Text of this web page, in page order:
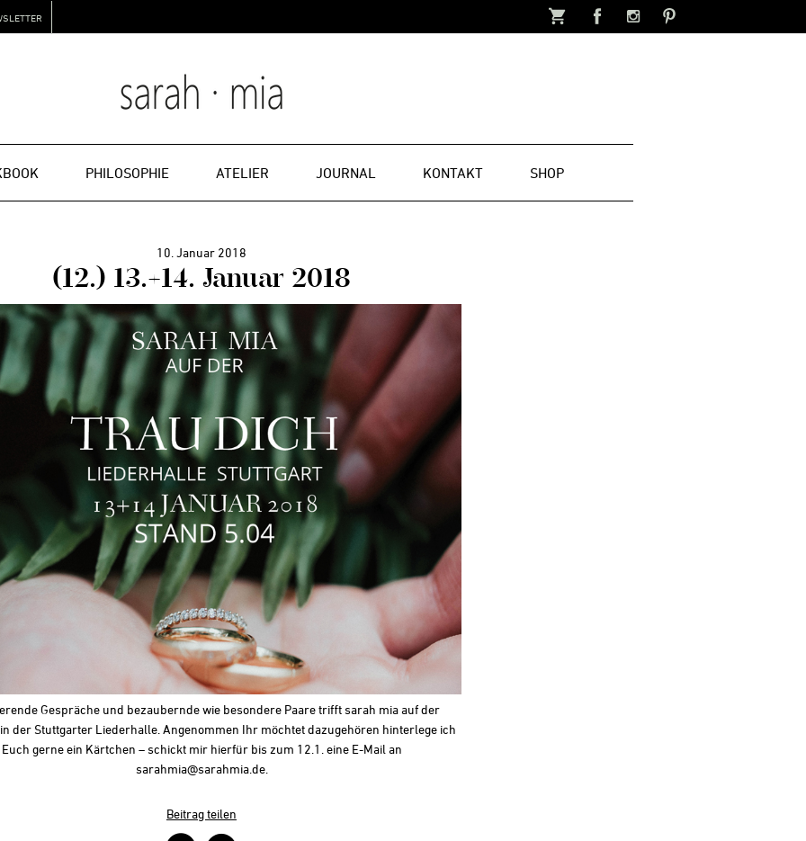
PHILOSOPHIE ATELIER JOURNAL KONTAKT SHOP
10. Januar 2018
(12.) 13.+14. Januar 2018
Gespräche und bezaubernde wie besondere Paare trifft sarah mia auf der
der Stuttgarter Liederhalle. Angenommen Ihr möchtet dazugehören hinterlege ich
Euch gerne ein Kärtchen – schickt mir hierfür bis zum 12.1. eine E-Mail an
sarahmia@sarahmia.de.
Beitrag teilen